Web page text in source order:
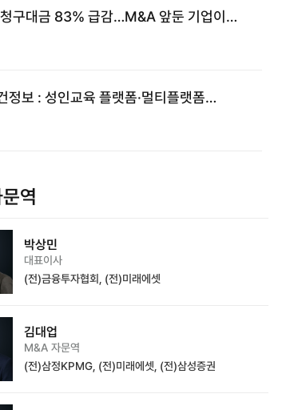
구대금 83% 급감…M&A 앞둔 기업이
신호
정보 : 성인교육 플랫폼·멀티플랫폼
·프롭테크 | 브릿지코드 M&A센터·
역
박상민
대표이사
(전)금융투자협회, (전)미래에셋
김대업
M&A 자문역
(전)삼정KPMG, (전)미래에셋, (전)삼성증권